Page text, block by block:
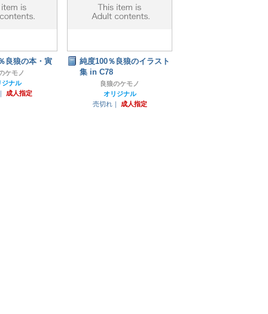
良狼の本・寅
ケモノ
ジナル
成人指定
純度100％良狼のイラスト
集 in C78
良狼のケモノ
オリジナル
売切れ｜
成人指定